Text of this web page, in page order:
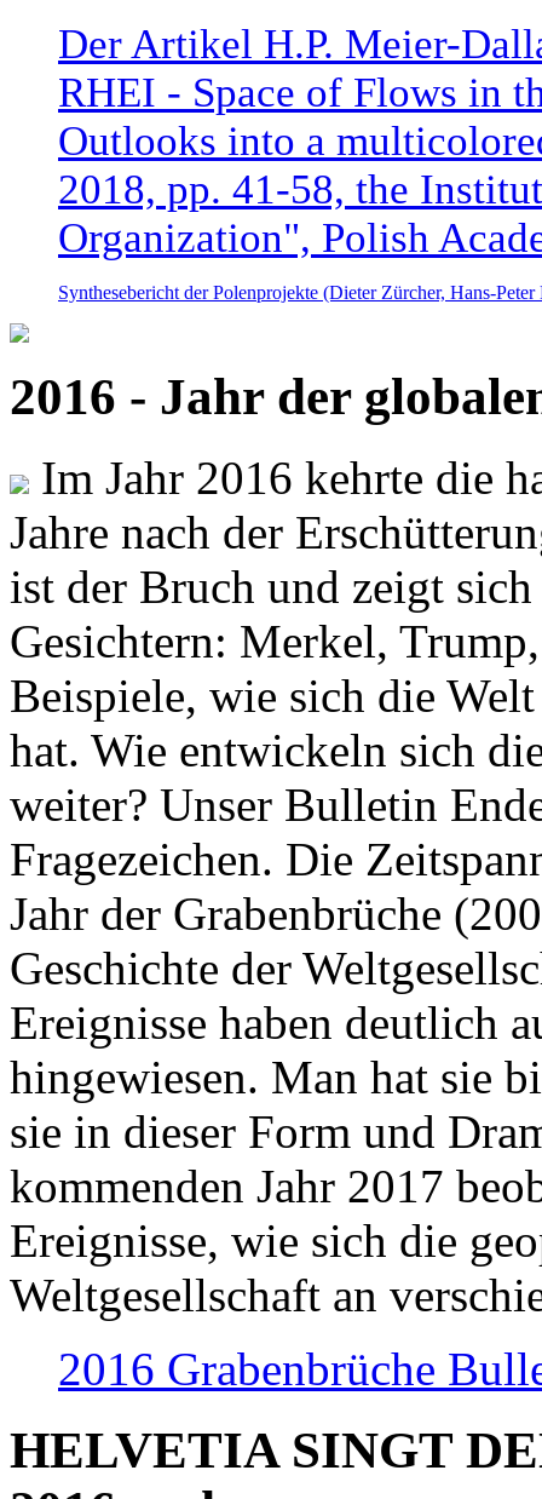
Der Artikel H.P. Meier-
RHEI - Space of Flows in
Outlooks into a
2018, pp. 41-58, the
Organization", Polish
Synthesebericht der Polenprojekte (Dieter Zürcher, Hans-
2016 - Jahr der
Im Jahr 2016 kehrte die
Jahre nach der
ist der Bruch und zeigt
Gesichtern: Merkel,
Beispiele, wie sich die
hat. Wie entwickeln sich
weiter? Unser Bulletin
Fragezeichen. Die
Jahr der Grabenbrüche
Geschichte der
Ereignisse haben deutlich
hingewiesen. Man hat sie
sie in dieser Form und
kommenden Jahr 2017
Ereignisse, wie sich die
Weltgesellschaft an
2016 Grabenbrüche
HELVETIA SINGT